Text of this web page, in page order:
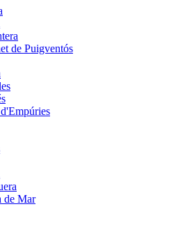
de Puigventós
de Mar